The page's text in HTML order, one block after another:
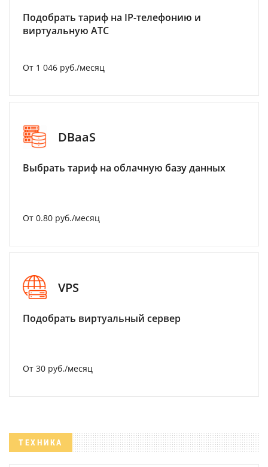
Подобрать тариф на IP-телефонию и
виртуальную АТС
От 1 046 руб./месяц
DBaaS
Выбрать тариф на облачную базу данных
От 0.80 руб./месяц
VPS
Подобрать виртуальный сервер
От 30 руб./месяц
ТЕХНИКА